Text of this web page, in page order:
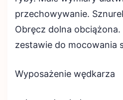
przechowywanie.
Obręcz dolna
zestawie do mocowania
Wyposażenie wędkarza